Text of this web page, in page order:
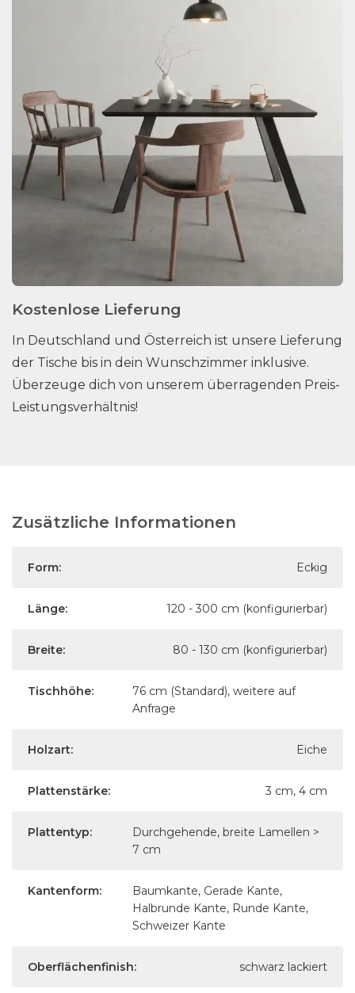
Kostenlose Lieferung
In Deutschland und Österreich ist unsere Lieferung
der Tische bis in dein Wunschzimmer inklusive.
Überzeuge dich von unserem überragenden Preis-
Leistungsverhältnis!
Zusätzliche Informationen
Form: Eckig
Länge: 120 - 300 cm (konfigurierbar)
Breite: 80 - 130 cm (konfigurierbar)
Tischhöhe:
76 cm (Standard), weitere auf
Anfrage
Holzart: Eiche
Plattenstärke: 3 cm, 4 cm
Plattentyp:
Durchgehende, breite Lamellen >
7 cm
Kantenform:
Baumkante, Gerade Kante,
Halbrunde Kante, Runde Kante,
Schweizer Kante
Oberflächenfinish: schwarz lackiert